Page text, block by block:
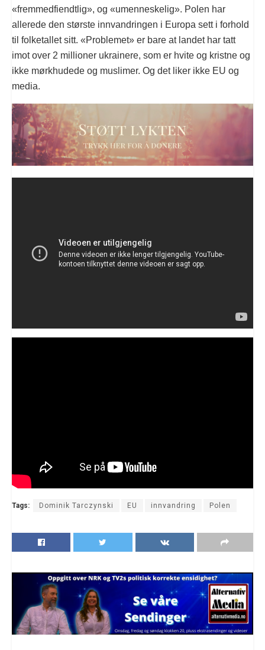
«fremmedfiendtlig», og «umenneskelig». Polen har
allerede den største innvandringen i Europa sett i forhold
til folketallet sitt. «Problemet» er bare at landet har tatt
imot over 2 millioner ukrainere, som er hvite og kristne og
ikke mørkhudede og muslimer. Og det liker ikke EU og
media.
Tags: Dominik Tarczynski EU innvandring Polen